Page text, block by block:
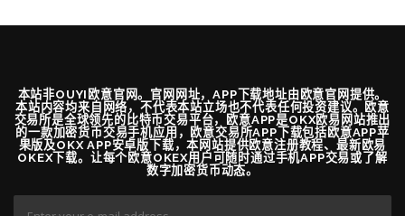
本站非OUYI欧意官网。官网网址，APP下载地址由欧意官网提供。
本站内容均来自网络，不代表本站立场也不代表任何投资建议。欧意
交易所是全球领先的比特币交易平台，欧意APP是OKX欧易网站推出
的一款加密货币交易手机应用，欧意交易所APP下载包括欧意APP苹
果版及OKX APP安卓版下载，本网站提供欧意注册教程、最新欧易
OKEX下载。让每个欧意OKEX用户可随时通过手机APP交易或了解
数字加密货币动态。